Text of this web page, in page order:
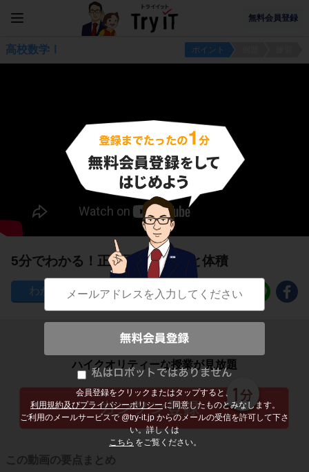
無料会員登録
会員登録をクリックまたはタップすると、
利用規約及びプライバシーポリシー に同意したものとみなします。
ご利用のメールサービスで @try-it.jp からのメールの受信を許可して下さ
い。詳しくは
こちら をご覧ください。
高校数学Ⅰ ポイント
5分でわかる！正四面体の高さと体積
209
子どもの勉強から大人の学び直しまで
ハイクオリティーな授業が見放題
この動画の要点まとめ